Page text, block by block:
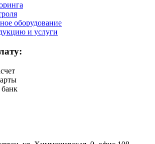
оборудование
и услуги
банк